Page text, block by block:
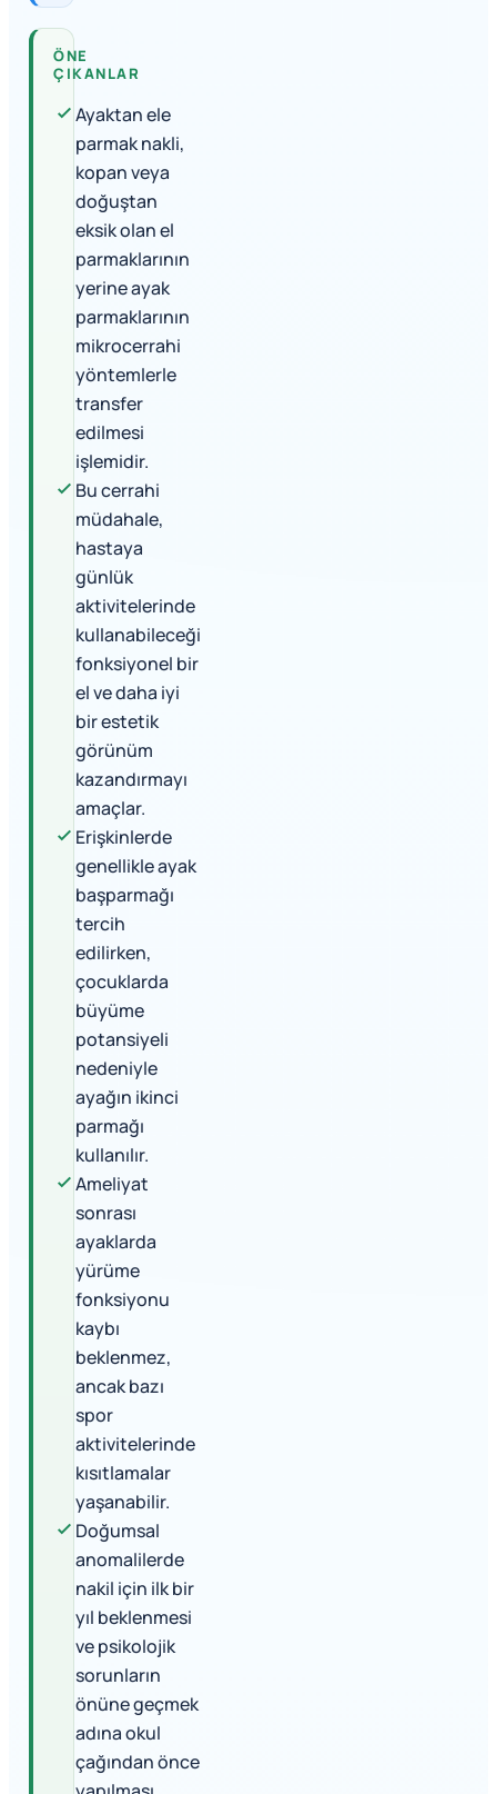
ÖNE
ÇIKANLAR
Ayaktan ele
parmak nakli,
kopan veya
doğuştan
eksik olan el
parmaklarının
yerine ayak
parmaklarının
mikrocerrahi
yöntemlerle
transfer
edilmesi
işlemidir.
Bu cerrahi
müdahale,
hastaya
günlük
aktivitelerinde
kullanabileceği
fonksiyonel bir
el ve daha iyi
bir estetik
görünüm
kazandırmayı
amaçlar.
Erişkinlerde
genellikle ayak
başparmağı
tercih
edilirken,
çocuklarda
büyüme
potansiyeli
nedeniyle
ayağın ikinci
parmağı
kullanılır.
Ameliyat
sonrası
ayaklarda
yürüme
fonksiyonu
kaybı
beklenmez,
ancak bazı
spor
aktivitelerinde
kısıtlamalar
yaşanabilir.
Doğumsal
anomalilerde
nakil için ilk bir
yıl beklenmesi
ve psikolojik
sorunların
önüne geçmek
adına okul
çağından önce